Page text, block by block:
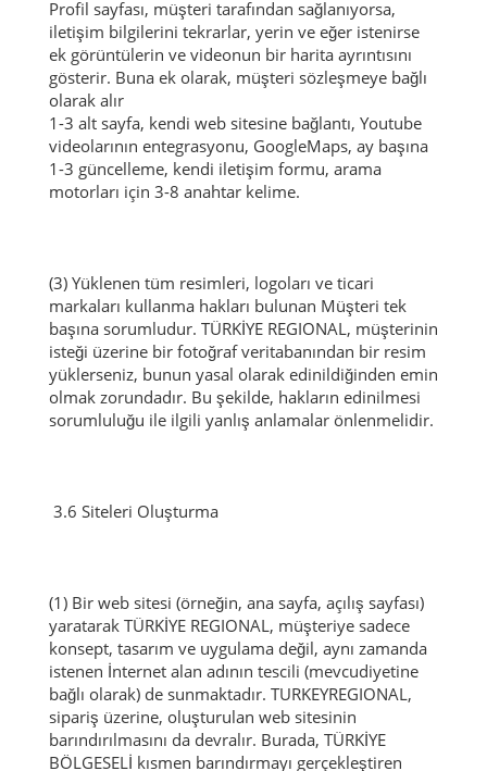
Profil sayfası, müşteri tarafından sağlanıyorsa,
iletişim bilgilerini tekrarlar, yerin ve eğer istenirse
ek görüntülerin ve videonun bir harita ayrıntısını
gösterir. Buna ek olarak, müşteri sözleşmeye bağlı
olarak alır
1-3 alt sayfa, kendi web sitesine bağlantı, Youtube
videolarının entegrasyonu, GoogleMaps, ay başına
1-3 güncelleme, kendi iletişim formu, arama
motorları için 3-8 anahtar kelime.
(3) Yüklenen tüm resimleri, logoları ve ticari
markaları kullanma hakları bulunan Müşteri tek
başına sorumludur. TÜRKİYE REGIONAL, müşterinin
isteği üzerine bir fotoğraf veritabanından bir resim
yüklerseniz, bunun yasal olarak edinildiğinden emin
olmak zorundadır. Bu şekilde, hakların edinilmesi
sorumluluğu ile ilgili yanlış anlamalar önlenmelidir.
3.6 Siteleri Oluşturma
(1) Bir web sitesi (örneğin, ana sayfa, açılış sayfası)
yaratarak TÜRKİYE REGIONAL, müşteriye sadece
konsept, tasarım ve uygulama değil, aynı zamanda
istenen İnternet alan adının tescili (mevcudiyetine
bağlı olarak) de sunmaktadır. TURKEYREGIONAL,
sipariş üzerine, oluşturulan web sitesinin
barındırılmasını da devralır. Burada, TÜRKİYE
BÖLGESELİ kısmen barındırmayı gerçekleştiren